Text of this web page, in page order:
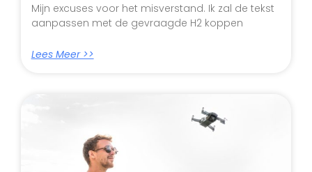
Mijn excuses voor het misverstand. Ik zal de tekst
aanpassen met de gevraagde H2 koppen
Lees Meer >>